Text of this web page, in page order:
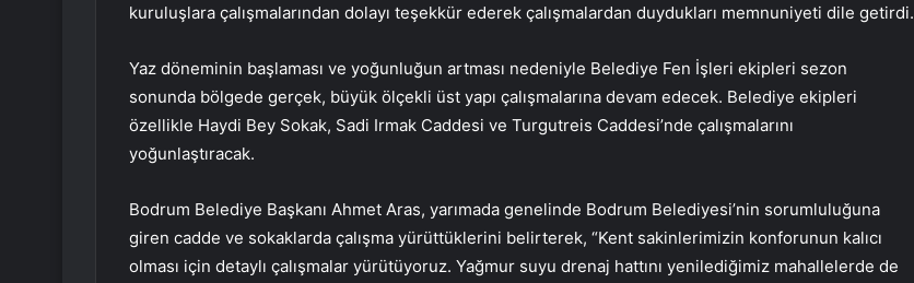
kuruluşlara çalışmalarından dolayı teşekkür ederek çalışmalardan duydukları memnuniyeti dile getirdi.
Yaz döneminin başlaması ve yoğunluğun artması nedeniyle Belediye Fen İşleri ekipleri sezon
sonunda bölgede gerçek, büyük ölçekli üst yapı çalışmalarına devam edecek. Belediye ekipleri
özellikle Haydi Bey Sokak, Sadi Irmak Caddesi ve Turgutreis Caddesi’nde çalışmalarını
yoğunlaştıracak.
Bodrum Belediye Başkanı Ahmet Aras, yarımada genelinde Bodrum Belediyesi’nin sorumluluğuna
giren cadde ve sokaklarda çalışma yürüttüklerini belirterek, “Kent sakinlerimizin konforunun kalıcı
olması için detaylı çalışmalar yürütüyoruz. Yağmur suyu drenaj hattını yenilediğimiz mahallelerde de